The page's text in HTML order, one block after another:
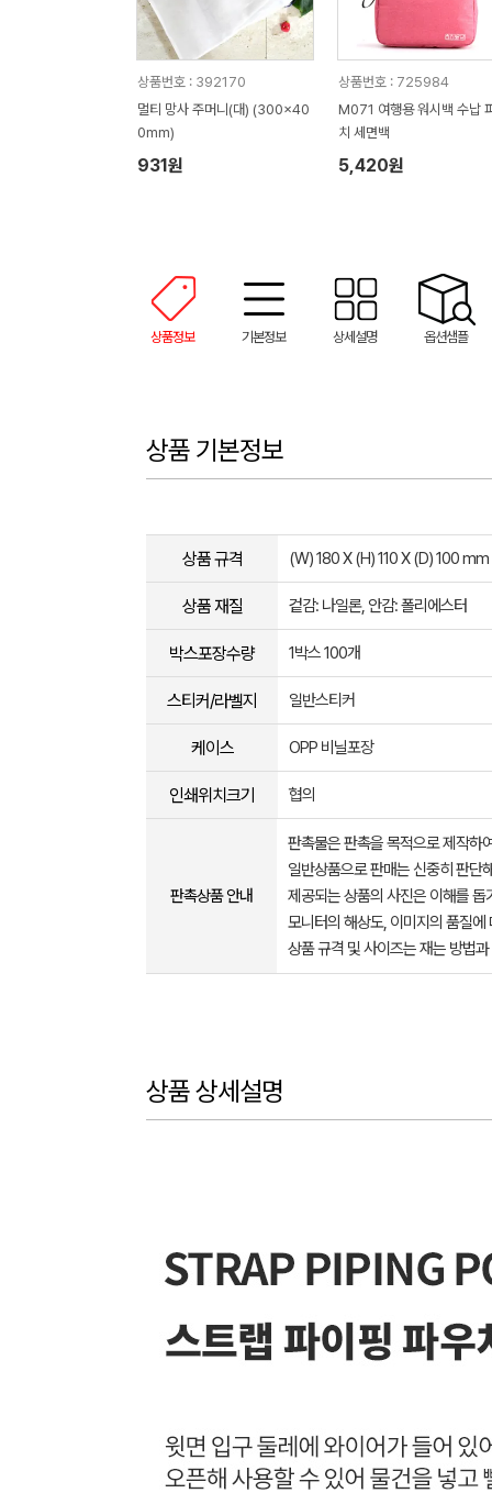
상품번호 : 392170
멀티 망사 주머니(대) (300x40
0mm)
931원
상품번호 : 725984
M071 여행용 워시백 수납
치 세면백
5,420원
상품정보 기본정보 상세설명 옵션샘플
상품 기본정보
상품 규격 (W) 180 X (H) 110 X (D) 100 mm
상품 재질 겉감: 나일론, 안감: 폴리에스터
박스포장수량 1박스 100개
스티커/라벨지 일반스티커
케이스 OPP 비닐포장
인쇄위치크기 협의
판촉상품 안내
판촉물은 판촉을 목적으로 제작하
일반상품으로 판매는 신중히 판단
제공되는 상품의 사진은 이해를
모니터의 해상도, 이미지의 품질
상품 규격 및 사이즈는 재는 방법
상품 상세설명